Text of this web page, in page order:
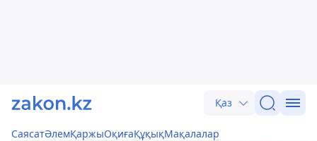
Қаз
СаясатӘлемҚаржыОқиғаҚұқықМақалалар